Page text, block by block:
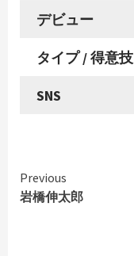
デビュー
タイプ / 得意技
SNS
Continue
Reading
Previous
岩橋伸太郎